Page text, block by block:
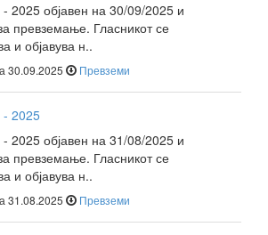
- 2025 објавен на 30/09/2025 и
превземање. Гласникот се
и објавува н..
30.09.2025 Превземи
- 2025
- 2025 објавен на 31/08/2025 и
превземање. Гласникот се
и објавува н..
31.08.2025 Превземи